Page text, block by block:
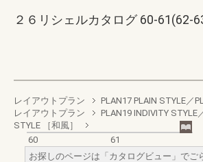
２６リシェルカタログ 60-61(62-
レイアウトプラン
PLAN17 PLAIN STYLE／
レイアウトプラン
PLAN19 INDIVITY STYLE
STYLE ［和風］
60
61
お探しのページは「カタログビュー」でご